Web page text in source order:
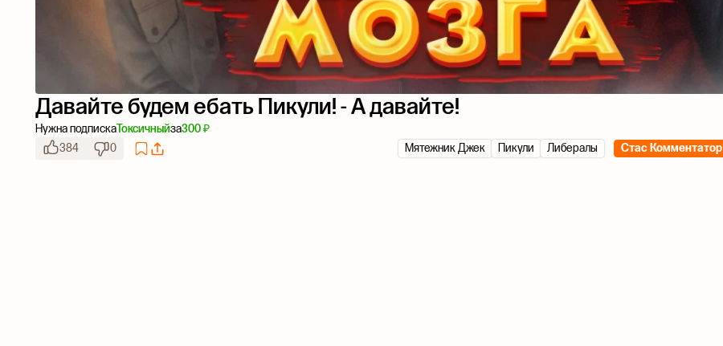
Давайте будем ебать Пикули! - А давайте!
Нужна подпискаТоксичныйза300 ₽
384
0 Стас Комментатор
Мятежник Джек Пикули Либералы